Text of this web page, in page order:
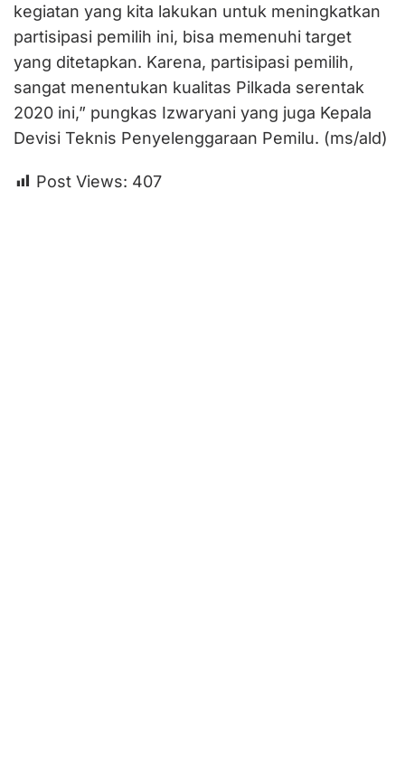
kegiatan yang kita lakukan untuk meningkatkan
partisipasi pemilih ini, bisa memenuhi target
yang ditetapkan. Karena, partisipasi pemilih,
sangat menentukan kualitas Pilkada serentak
2020 ini,” pungkas Izwaryani yang juga Kepala
Devisi Teknis Penyelenggaraan Pemilu. (ms/ald)
Post Views: 407